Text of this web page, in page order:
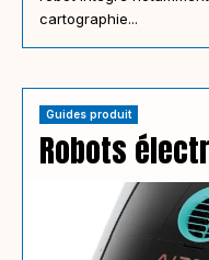
cartographie...
Guides produit
Robots